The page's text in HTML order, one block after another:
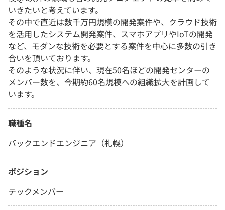
いきたいと考えています。
その中で直近は数千万円規模の開発案件や、クラウド技術
を活用したシステム開発案件、スマホアプリやIoTの開発
など、モダンな技術を必要とする案件を中心に多数の引き
合いを頂いております。
そのような状況に伴い、現在50名ほどの開発センターの
メンバー数を、今期約60名規模への組織拡大を計画して
います。
職種名
バックエンドエンジニア（札幌）
ポジション
テックメンバー